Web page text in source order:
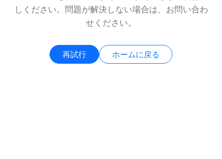
しください。問題が解決しない場合は、お問い合わ
せください。
再試行 ホームに戻る